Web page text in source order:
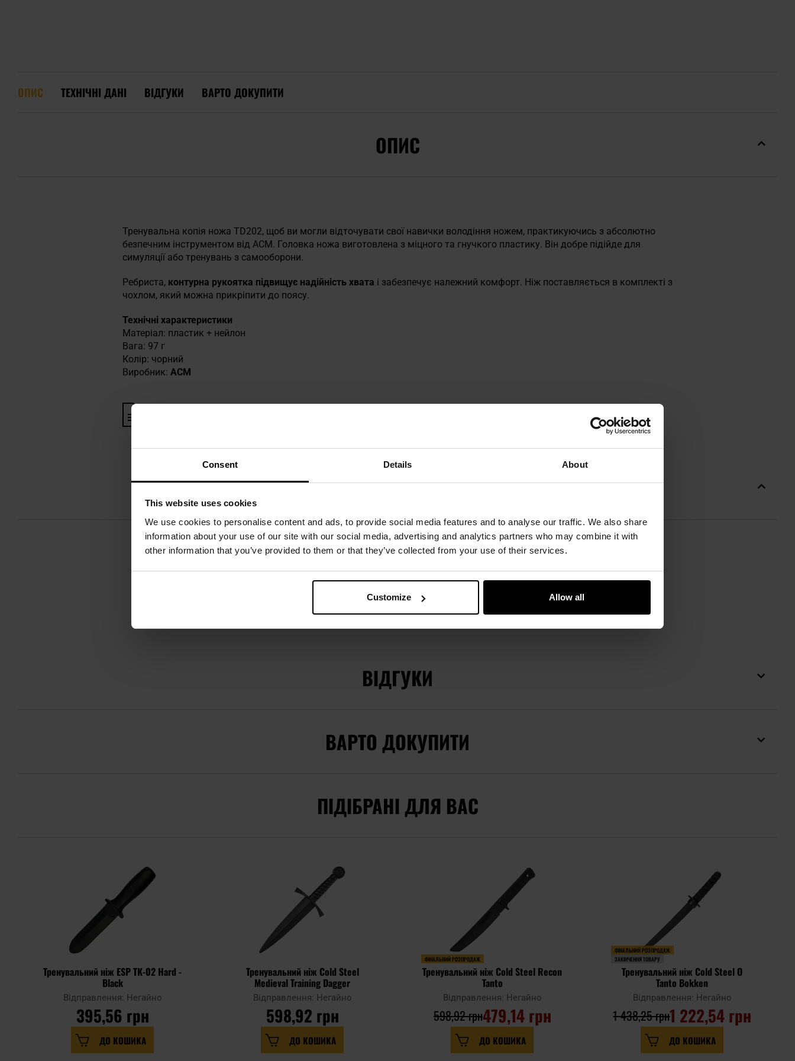
Consent Details About
This website uses cookies
We use cookies to personalise content and ads, to provide social media features and to analyse our traffic. We also share
information about your use of our site with our social media, advertising and analytics partners who may combine it with
other information that you’ve provided to them or that they’ve collected from your use of their services.
Customize Allow all
ОПИС ТЕХНІЧНІ ДАНІ ВІДГУКИ ВАРТО ДОКУПИТИ
ОПИС
Тренувальна копія ножа TD202, щоб ви могли відточувати свої навички володіння ножем, практикуючись з абсолютно
безпечним інструментом від ACM. Головка ножа виготовлена з міцного та гнучкого пластику. Він добре підійде для
симуляції або тренувань з самооборони.
Ребриста, контурна рукоятка підвищує надійність хвата і забезпечує належний комфорт. Ніж поставляється в комплекті з
чохлом, який можна прикріпити до поясу.
Технічні характеристики
Матеріал: пластик + нейлон
Вага: 97 г
Колір: чорний
Виробник: ACM
ТЕХНІЧНІ ДАНІ
Докладніше
Код виробника
ACM-26-033093
ВІДГУКИ
ВАРТО ДОКУПИТИ
ПІДІБРАНІ ДЛЯ ВАС
Тренувальний ніж ESP TK-02 Hard -
Black
Відправлення: Негайно
395,56 грн
ДО КОШИКА
Тренувальний ніж Cold Steel
Medieval Training Dagger
Відправлення: Негайно
598,92 грн
ДО КОШИКА
ФІНАЛЬНИЙ РОЗПРОДАЖ
Тренувальний ніж Cold Steel Recon
Tanto
Відправлення: Негайно
479,14 грн
598,92 грн
ДО КОШИКА
ФІНАЛЬНИЙ РОЗПРОДАЖ
ЗАКІНЧЕННЯ ТОВАРУ
Тренувальний ніж Cold Steel O
Tanto Bokken
Відправлення: Негайно
1 222,54 грн
1 438,25 грн
ДО КОШИКА